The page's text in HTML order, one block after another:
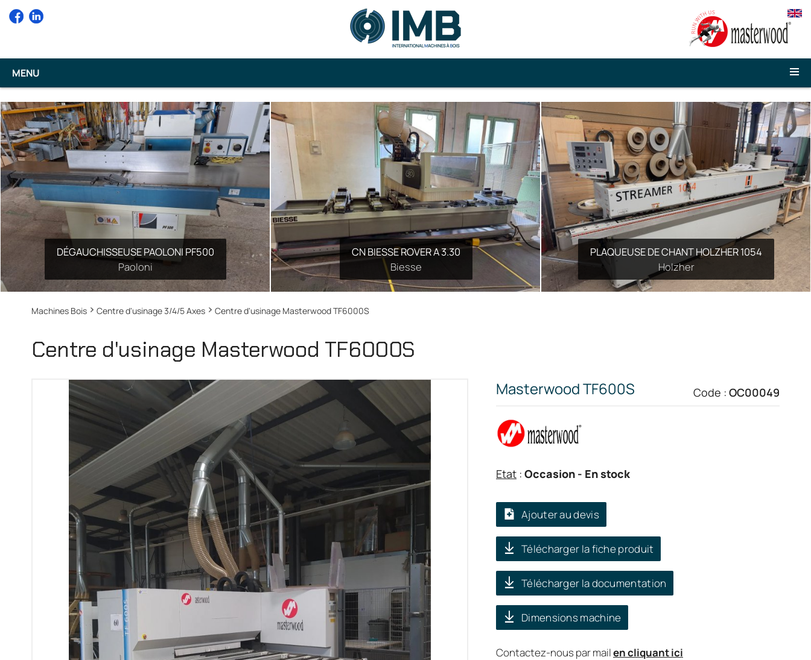
MENU
DÉGAUCHISSEUSE PAOLONI PF500
Paoloni
CN BIESSE ROVER A 3.30
Biesse
PLAQUEUSE DE CHANT HOLZHER 1054
Holzher
PONCEUSE LARGE BANDES VIET S2 323
RABOTEUSE CASOLIN TS630
Casolin
RABOTEUSE UTIS R60
Utis
TOUPIE UTIS TS50E
Utis
MORTAISEUSE À CHAÎNE OM-340 MASTERWOOD
Masterwood
Machines Bois Centre d'usinage 3/4/5 Axes Centre d'usinage Masterwood TF6000S
Centre d'usinage Masterwood TF6000S
Masterwood TF600S Code : OC00049
Etat : Occasion - En stock
Ajouter au devis
Télécharger la fiche produit
Télécharger la documentation
Dimensions machine
Contactez-nous par mailen cliquant ici